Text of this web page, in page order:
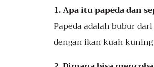
1. Apa itu papeda dan
Papeda adalah bubur
dengan ikan kuah